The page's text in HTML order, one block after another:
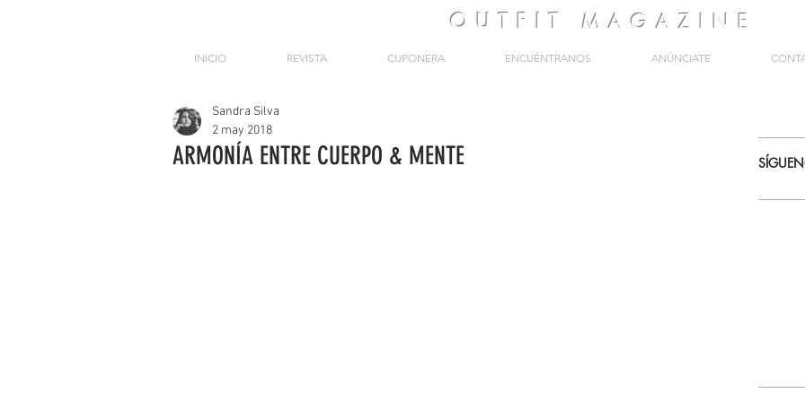
OUTFIT MAGAZINE
INICIO REVISTA CUPONERA ENCUÉNTRANOS ANÚNCIATE
ARMONÍA ENTRE CUERPO & MENTE
Sandra Silva
2 may 2018